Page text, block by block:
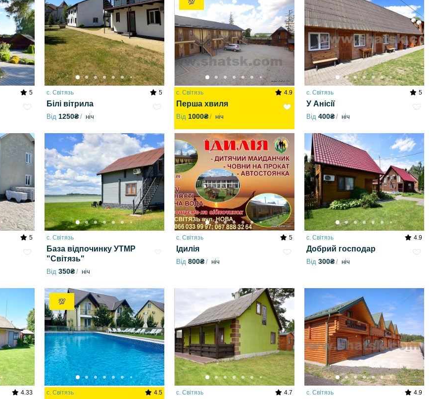
5 с. Світязь 5
Білі вітрила
Від 1250₴ ніч
💯
с. Світязь 4.9
Перша хвиля
Від 1000₴ ніч
с. Світязь 5
У Анісії
Від 400₴ ніч
5 с. Світязь
База відпочинку УТМР
"Світязь"
Від 350₴ ніч
с. Світязь 5
Ідилія
Від 800₴ ніч
с. Світязь 4.9
Добрий господар
Від 300₴ ніч
4.33
💯
с. Світязь 4.5 с. Світязь 4.7 с. Світязь 4.9